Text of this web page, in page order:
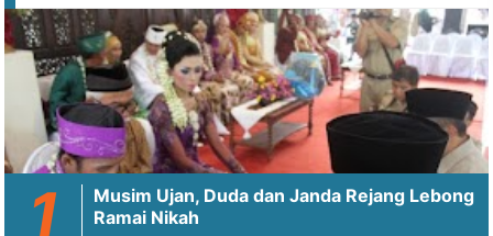
Musim Ujan, Duda dan Janda Rejang Lebong
Ramai Nikah